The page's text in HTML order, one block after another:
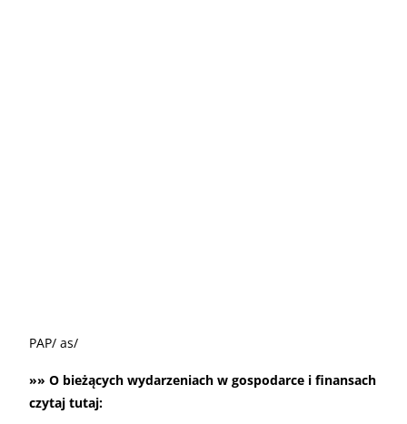
PAP/ as/
»» O bieżących wydarzeniach w gospodarce i finansach
czytaj tutaj: